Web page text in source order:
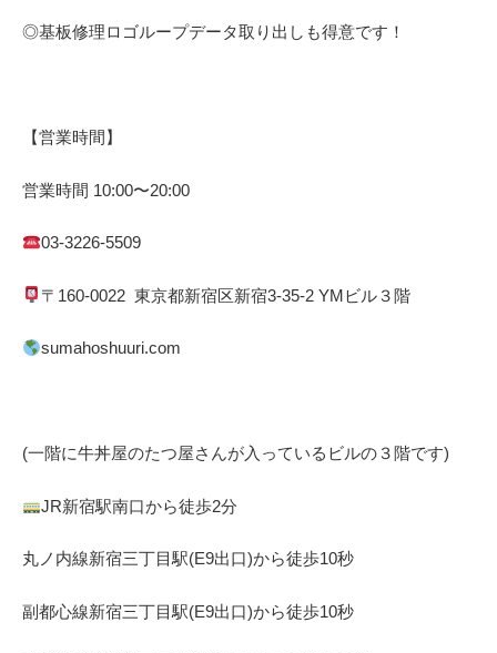
◎基板修理ロゴループデータ取り出しも得意です！
【営業時間】
営業時間 10:00〜20:00
03-3226-5509
〒 160-0022 東京都新宿区新宿3-35-2 YMビル３階
sumahoshuuri.com
(一階に牛丼屋のたつ屋さんが入っているビルの３階です)
JR新宿駅南口から徒歩2分
丸ノ内線新宿三丁目駅(E9出口)から徒歩10秒
副都心線新宿三丁目駅(E9出口)から徒歩10秒